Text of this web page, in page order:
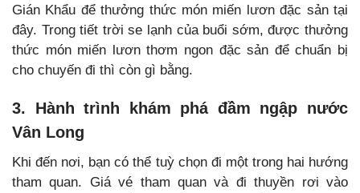
Gián Khẩu để thưởng thức món miến lươn đặc sản tại
đây. Trong tiết trời se lạnh của buổi sớm, được thưởng
thức món miến lươn thơm ngon đặc sản để chuẩn bị
cho chuyến đi thì còn gì bằng.
3. Hành trình khám phá đầm ngập nước
Vân Long
Khi đến nơi, bạn có thể tuỳ chọn đi một trong hai hướng
tham quan. Giá vé tham quan và đi thuyền rơi vào